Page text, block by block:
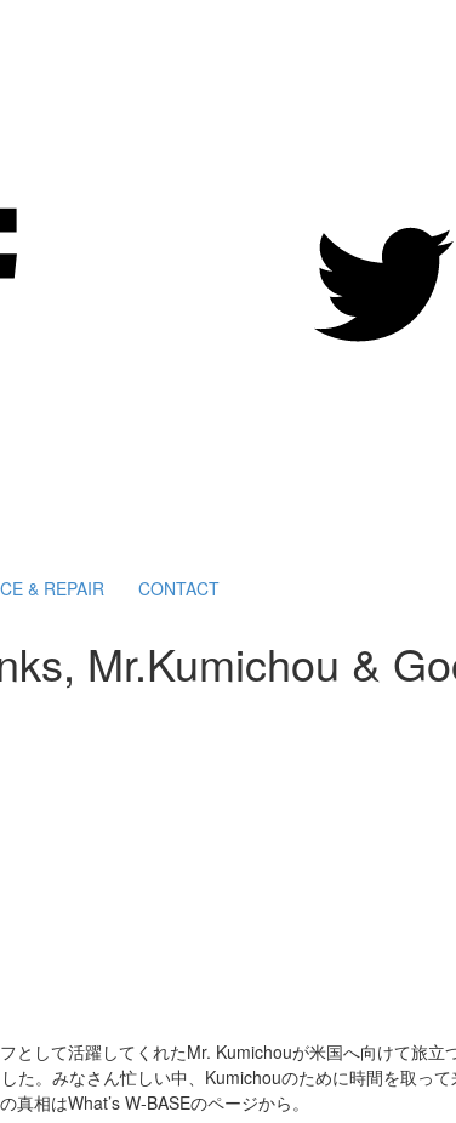
& REPAIR CONTACT
Mr.Kumichou &
として活躍してくれたMr. Kumichouが米国へ向けて旅
た。みなさん忙しい中、Kumichouのために時間を取っ
相はWhat’s W-BASEのページから。